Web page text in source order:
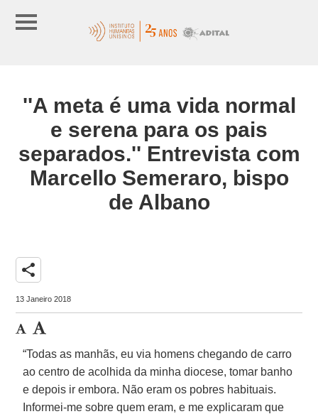
''A meta é uma vida normal
e serena para os pais
separados.'' Entrevista com
Marcello Semeraro, bispo
de Albano
share
13 Janeiro 2018
“Todas as manhãs, eu via homens chegando de carro
ao centro de acolhida da minha diocese, tomar banho
e depois ir embora. Não eram os pobres habituais.
Informei-me sobre quem eram, e me explicaram que